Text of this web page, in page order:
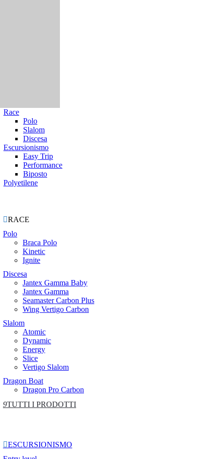
Race
Polo
Slalom
Discesa
Escursionismo
Easy Trip
Performance
Biposto
Polyetilene
RACE
Polo
Braca Polo
Kinetic
Ignite
Discesa
Jantex Gamma Baby
Jantex Gamma
Seamaster Carbon Plus
Wing Vertigo Carbon
Slalom
Atomic
Dynamic
Energy
Slice
Vertigo Slalom
Dragon Boat
Dragon Pro Carbon
9TUTTI I PRODOTTI
ESCURSIONISMO